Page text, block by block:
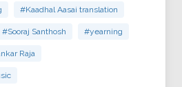
#Kaadhal Aasai translation
#Sooraj Santhosh #yearning
Raja